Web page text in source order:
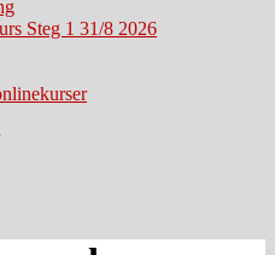
Steg 1 31/8 2026